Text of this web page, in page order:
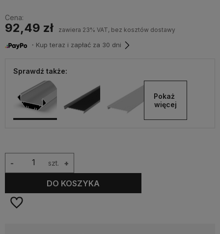
Cena:
92,49 zł zawiera 23% VAT, bez kosztów dostawy
・Kup teraz i zapłać za 30 dni
Sprawdź także:
Pokaż
więcej
szt. +
-
DO KOSZYKA